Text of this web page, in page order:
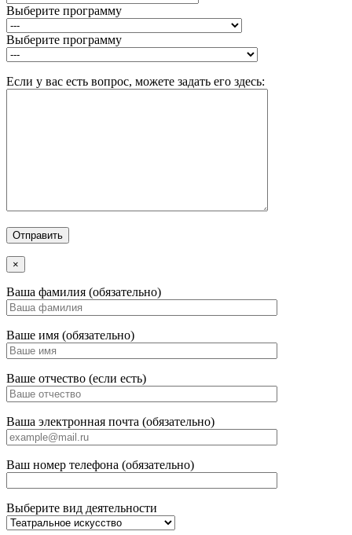
Выберите программу
Выберите программу
Если у вас есть вопрос, можете задать его здесь:
×
Ваша фамилия (обязательно)
Ваше имя (обязательно)
Ваше отчество (если есть)
Ваша электронная почта (обязательно)
Ваш номер телефона (обязательно)
Выберите вид деятельности